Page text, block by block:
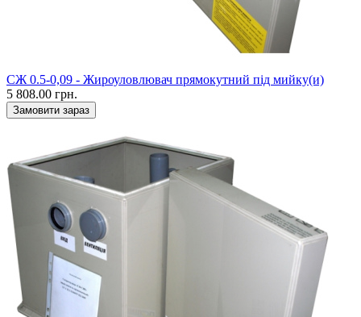
CЖ 0.5-0,09 - Жироуловлювач прямокутний під мийку(и)
5 808.00 грн.
Замовити зараз